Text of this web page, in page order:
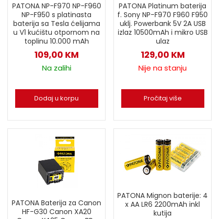
PATONA NP-F970 NP-F960
NP-F950 s platinasta
baterija sa Tesla ćelijama
u V1 kućištu otpornom na
toplinu 10.000 mAh
109,00 KM
Na zalihi
Dodaj u korpu
PATONA Platinum baterija
f. Sony NP-F970 F960 F950
uklj. Powerbank 5V 2A USB
izlaz 10500mAh i mikro USB
ulaz
129,00 KM
Nije na stanju
Pročitaj više
PATONA Baterija za Canon
HF-G30 Canon XA20
PATONA Mignon baterije: 4
x AA LR6 2200mAh inkl
kutija